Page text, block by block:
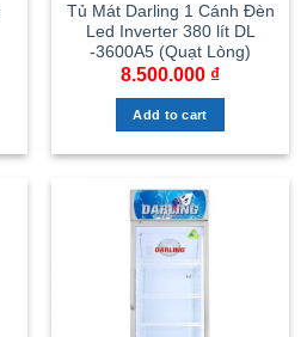
Tủ Mát Darling 1 Cánh Đèn
Led Inverter 380 lít DL
-3600A5 (Quạt Lòng)
8.500.000 ₫
Add to cart